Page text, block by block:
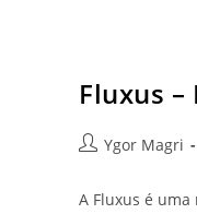
Fluxus
Ygor Magri
A Fluxus é